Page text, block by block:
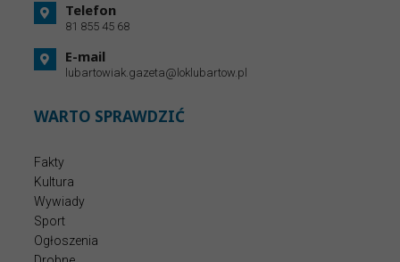
Telefon
81 855 45 68
E-mail
lubartowiak.gazeta@loklubartow.pl
WARTO SPRAWDZIĆ
Fakty
Kultura
Wywiady
Sport
Ogłoszenia